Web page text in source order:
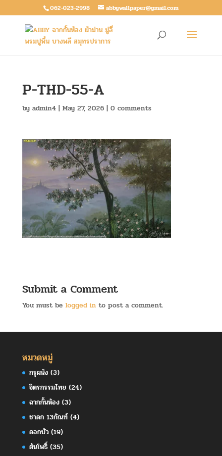
062-023-2998 abbywallpaper@gmail.com
P-THD-55-A
by admin4| May 27, 2026| 0 comments
Submit a Comment
You must be logged into post a comment.
หมวดหมู่
กรุผนัง(3)
จิตรกรรมไทย (24)
ฉากกั้นห้อง(3)
ชาดก 13กัณฑ์(4)
ดอกบัว(19)
ต้นโพธิ์(35)